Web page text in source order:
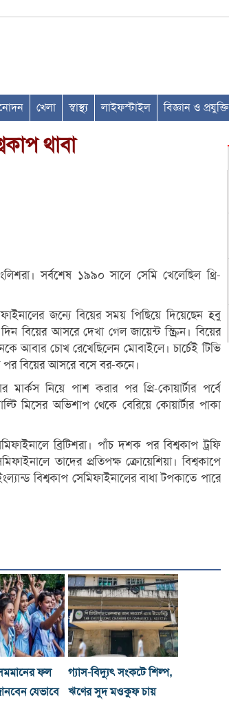
খেলা স্বাস্থ্য লাইফস্টাইল বিজ্ঞান ও প্রযুক্তি
থাবা
সর্বশেষ ১৯৯০ সালে সেমি খেলেছিল থ্রি-
জন্যে বিয়ের সময় পিছিয়ে দিয়েছেন হবু
বিয়ের আসরে দেখা গেল জায়েন্ট স্ক্রিন। বিয়ের
আবার চোখ রেখেছিলেন মোবাইলে। চার্চেই টিভি
পর বিয়ের আসরে বসে বর-কনে।
মার্কস নিয়ে পাশ করার পর প্রি-কোয়ার্টার পর্বে
মিসের অভিশাপ থেকে বেরিয়ে কোয়ার্টার পাকা
ব্রিটিশরা। পাঁচ দশক পর বিশ্বকাপ ট্রফি
তাদের প্রতিপক্ষ ক্রোয়েশিয়া। বিশ্বকাপে
বিশ্বকাপ সেমিফাইনালের বাধা টপকাতে পারে
ফল
যেভাবে
গ্যাস-বিদ্যুৎ সংকটে শিল্প,
ঋণের সুদ মওকুফ চায়